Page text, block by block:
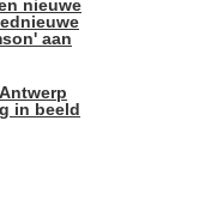
nieuwe
aan
in beeld